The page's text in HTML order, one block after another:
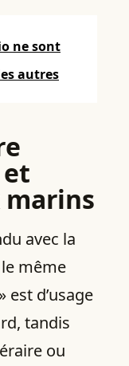
ne sont
autres
marins
avec la
même
est d’usage
tandis
ou